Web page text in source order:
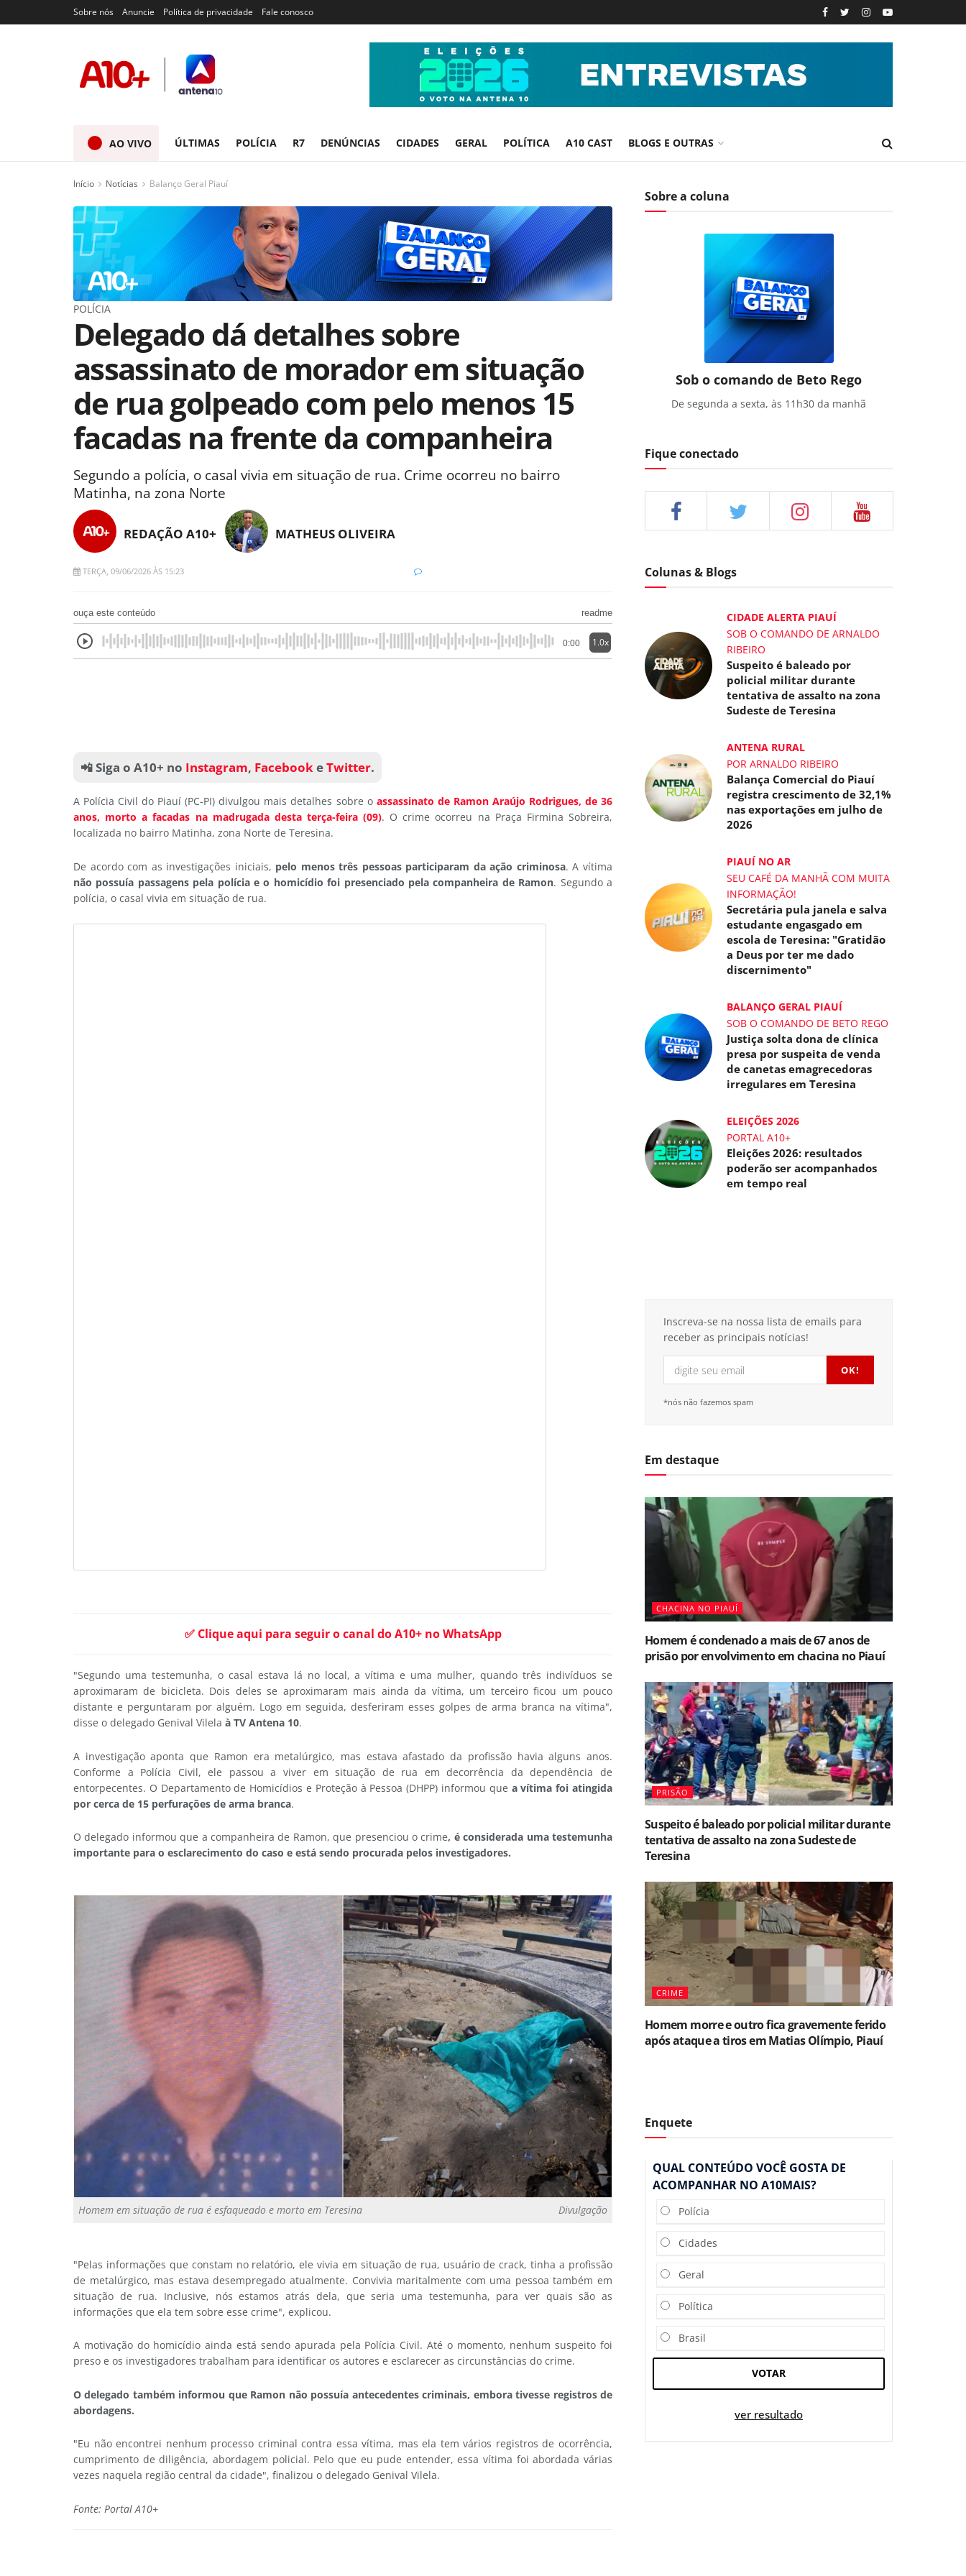
Sobre nós Anuncie Política de privacidade Fale conosco
AO VIVO ÚLTIMAS POLÍCIA R7 DENÚNCIAS CIDADES GERAL POLÍTICA A10 CAST BLOGS E OUTRAS
Início Notícias Balanço Geral Piauí
POLÍCIA
Delegado dá detalhes sobre
assassinato de morador em situação
de rua golpeado com pelo menos 15
facadas na frente da companheira
Segundo a polícia, o casal vivia em situação de rua. Crime ocorreu no bairro
Matinha, na zona Norte
REDAÇÃO A10+ MATHEUS OLIVEIRA
TERÇA, 09/06/2026 ÀS 15:23
ouça este conteúdo readme
0:00 1.0x
📲 Siga o A10+ no Instagram, FacebookeTwitter.
A Polícia Civil do Piauí (PC-PI) divulgou mais detalhes sobre o assassinato de Ramon Araújo Rodrigues, de 36
anos, morto a facadas na madrugada desta terça-feira (09). O crime ocorreu na Praça Firmina Sobreira,
localizada no bairro Matinha, zona Norte de Teresina.
De acordo com as investigações iniciais, pelo menos três pessoas participaram da ação criminosa. A vítima
não possuía passagens pela polícia e o homicídio foi presenciado pela companheira de Ramon. Segundo a
polícia, o casal vivia em situação de rua.
✅ Clique aqui para seguir o canal do A10+ no WhatsApp
"Segundo uma testemunha, o casal estava lá no local, a vítima e uma mulher, quando três indivíduos se
aproximaram de bicicleta. Dois deles se aproximaram mais ainda da vítima, um terceiro ficou um pouco
distante e perguntaram por alguém. Logo em seguida, desferiram esses golpes de arma branca na vítima",
disse o delegado Genival Vilela à TV Antena 10.
A investigação aponta que Ramon era metalúrgico, mas estava afastado da profissão havia alguns anos.
Conforme a Polícia Civil, ele passou a viver em situação de rua em decorrência da dependência de
entorpecentes. O Departamento de Homicídios e Proteção à Pessoa (DHPP) informou que a vítima foi atingida
por cerca de 15 perfurações de arma branca.
O delegado informou que a companheira de Ramon, que presenciou o crime, é considerada uma testemunha
importante para o esclarecimento do caso e está sendo procurada pelos investigadores.
Homem em situação de rua é esfaqueado e morto em Teresina Divulgação
"Pelas informações que constam no relatório, ele vivia em situação de rua, usuário de crack, tinha a profissão
de metalúrgico, mas estava desempregado atualmente. Convivia maritalmente com uma pessoa também em
situação de rua. Inclusive, nós estamos atrás dela, que seria uma testemunha, para ver quais são as
informações que ela tem sobre esse crime", explicou.
A motivação do homicídio ainda está sendo apurada pela Polícia Civil. Até o momento, nenhum suspeito foi
preso e os investigadores trabalham para identificar os autores e esclarecer as circunstâncias do crime.
O delegado também informou que Ramon não possuía antecedentes criminais, embora tivesse registros de
abordagens.
"Eu não encontrei nenhum processo criminal contra essa vítima, mas ela tem vários registros de ocorrência,
cumprimento de diligência, abordagem policial. Pelo que eu pude entender, essa vítima foi abordada várias
vezes naquela região central da cidade", finalizou o delegado Genival Vilela.
Fonte: Portal A10+
Sobre a coluna
Sob o comando de Beto Rego
De segunda a sexta, às 11h30 da manhã
Fique conectado
Colunas & Blogs
CIDADE ALERTA PIAUÍ
SOB O COMANDO DE ARNALDO
RIBEIRO
Suspeito é baleado por
policial militar durante
tentativa de assalto na zona
Sudeste de Teresina
ANTENA RURAL
POR ARNALDO RIBEIRO
Balança Comercial do Piauí
registra crescimento de 32,1%
nas exportações em julho de
2026
PIAUÍ NO AR
SEU CAFÉ DA MANHÃ COM MUITA
INFORMAÇÃO!
Secretária pula janela e salva
estudante engasgado em
escola de Teresina: "Gratidão
a Deus por ter me dado
discernimento"
BALANÇO GERAL PIAUÍ
SOB O COMANDO DE BETO REGO
Justiça solta dona de clínica
presa por suspeita de venda
de canetas emagrecedoras
irregulares em Teresina
ELEIÇÕES 2026
PORTAL A10+
Eleições 2026: resultados
poderão ser acompanhados
em tempo real
Inscreva-se na nossa lista de emails para
receber as principais notícias!
*nós não fazemos spam
Em destaque
CHACINA NO PIAUÍ
Homem é condenado a mais de 67 anos de
prisão por envolvimento em chacina no Piauí
PRISÃO
Suspeito é baleado por policial militar durante
tentativa de assalto na zona Sudeste de
Teresina
CRIME
Homem morre e outro fica gravemente ferido
após ataque a tiros em Matias Olímpio, Piauí
Enquete
QUAL CONTEÚDO VOCÊ GOSTA DE
ACOMPANHAR NO A10MAIS?
Polícia
Cidades
Geral
Política
Brasil
VOTAR
ver resultado